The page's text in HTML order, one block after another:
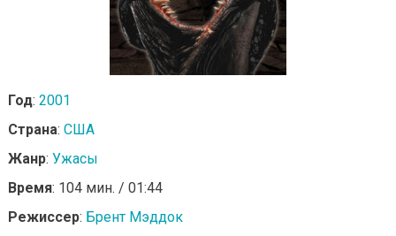
Год: 2001
Страна: США
Жанр: Ужасы
Время: 104 мин. / 01:44
Режиссер: Брент Мэддок